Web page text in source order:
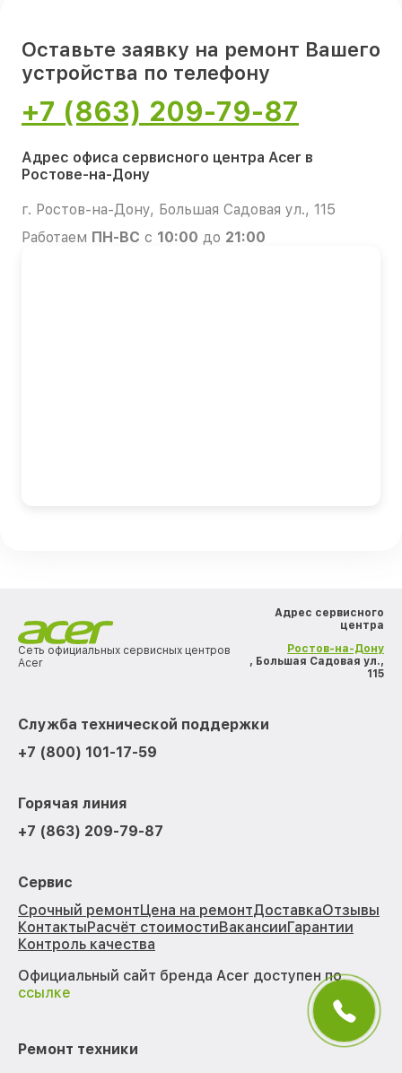
Оставьте заявку на ремонт Вашего
устройства по телефону
+7 (863) 209-79-87
Адрес офиса сервисного центра Acer в
Ростове-на-Дону
г. Ростов-на-Дону, Большая Садовая ул., 115
Работаем ПН-ВС с 10:00 до 21:00
Сеть официальных сервисных центров
Acer
Адрес сервисного
центра
Ростов-на-Дону
, Большая Садовая ул.,
115
Служба технической поддержки
+7 (800) 101-17-59
Горячая линия
+7 (863) 209-79-87
Сервис
Срочный ремонтЦена на ремонтДоставкаОтзывы
КонтактыРасчёт стоимостиВакансииГарантии
Контроль качества
Официальный сайт бренда Acer доступен по
ссылке
Ремонт техники